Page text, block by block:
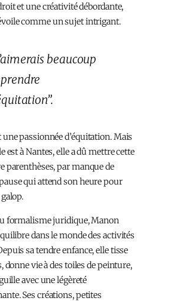
et une créativité débordante,
comme un sujet intrigant.
beaucoup
une passionnée d’équitation. Mais
est à Nantes, elle a dû mettre cette
parenthèses, par manque de
qui attend son heure pour
formalisme juridique, Manon
dans le monde des activités
sa tendre enfance, elle tisse
donne vie à des toiles de peinture,
avec une légèreté
Ses créations, petites